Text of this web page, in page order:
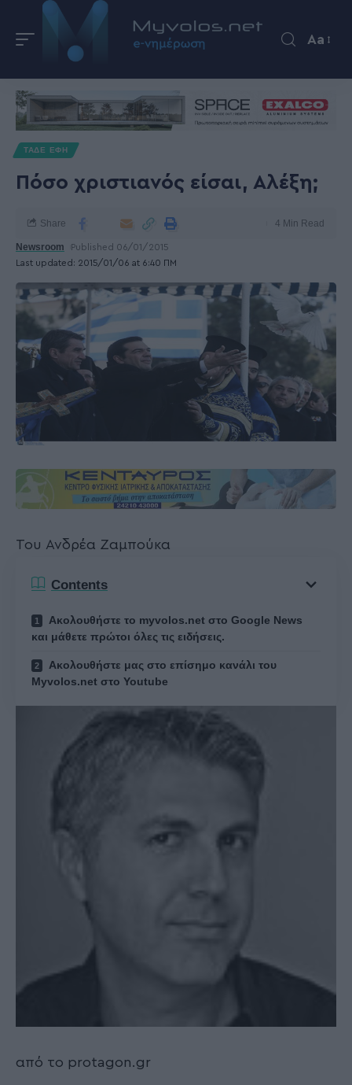
Aa
ΤΑΔΕ ΕΦΗ
Πόσο χριστιανός είσαι, Αλέξη;
Last updated: 2015/01/06 at 6:40 ΠΜ
Newsroom Published 06/01/2015
Share 4 Min Read
Του Ανδρέα Ζαμπούκα
Contents
Ακολουθήστε το myvolos.net στο Google News
και μάθετε πρώτοι όλες τις ειδήσεις.
Ακολουθήστε μας στο επίσημο κανάλι του
Myvolos.net στο Youtube
από το protagon.gr